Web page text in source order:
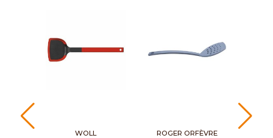
WOLL ROGER ORFÈVRE